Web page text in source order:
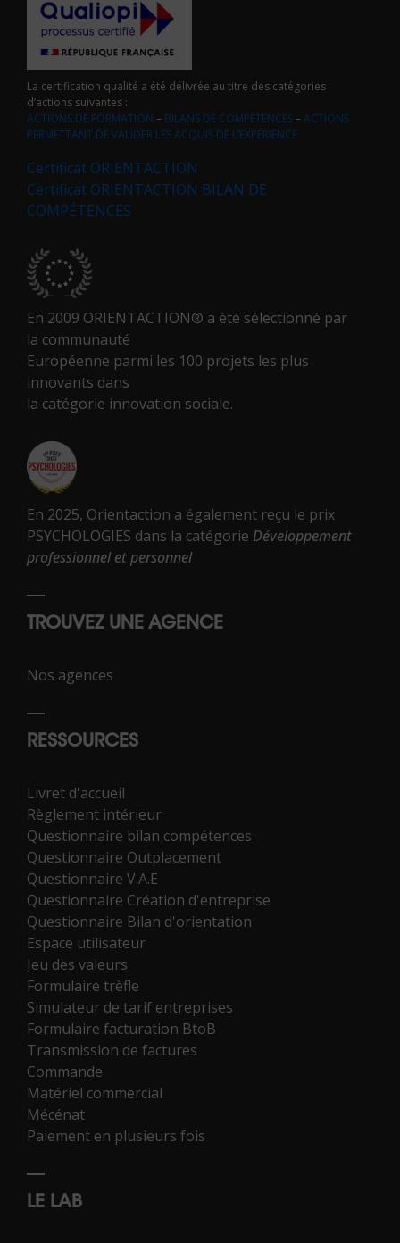
La certification qualité a été délivrée au titre des catégories
d’actions suivantes :
ACTIONS DE FORMATION – BILANS DE COMPÉTENCES–ACTIONS
PERMETTANT DE VALIDER LES ACQUIS DE L’EXPÉRIENCE
Certificat ORIENTACTION
Certificat ORIENTACTION BILAN DE
COMPÉTENCES
En 2009 ORIENTACTION® a été sélectionné par
la communauté
Européenne parmi les 100 projets les plus
innovants dans
la catégorie innovation sociale.
En 2025, Orientaction a également reçu le prix
PSYCHOLOGIES dans la catégorie Développement
professionnel et personnel
TROUVEZ UNE AGENCE
Nos agences
RESSOURCES
Livret d'accueil
Règlement intérieur
Questionnaire bilan compétences
Questionnaire Outplacement
Questionnaire V.A.E
Questionnaire Création d'entreprise
Questionnaire Bilan d'orientation
Espace utilisateur
Jeu des valeurs
Formulaire trèfle
Simulateur de tarif entreprises
Formulaire facturation BtoB
Transmission de factures
Commande
Matériel commercial
Mécénat
Paiement en plusieurs fois
LE LAB